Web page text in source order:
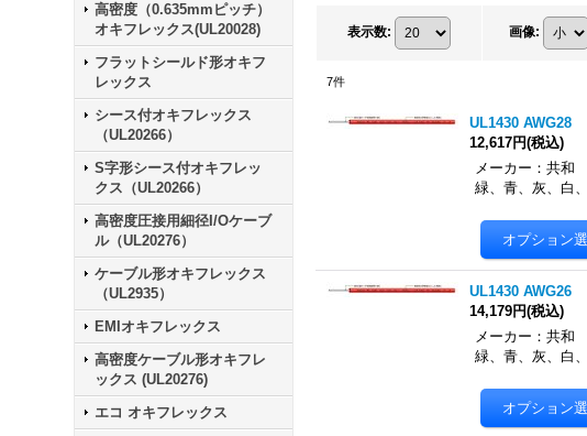
高密度（0.635mmピッチ）
オキフレックス(UL20028)
フラットシールド形オキフ
レックス
シース付オキフレックス
（UL20266）
S字形シース付オキフレッ
クス（UL20266）
高密度圧接用細径I/Oケーブ
ル（UL20276）
ケーブル形オキフレックス
（UL2935）
EMIオキフレックス
高密度ケーブル形オキフレ
ックス (UL20276)
エコ オキフレックス
表示数: 画像:
7件
UL1430 AWG28
12,617円(税込)
メーカー：共和
緑、青、灰、白
UL1430 AWG26
14,179円(税込)
メーカー：共和
緑、青、灰、白